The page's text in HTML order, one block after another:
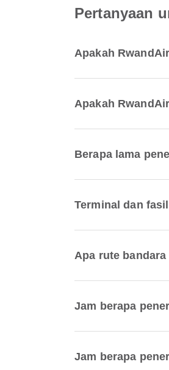
Pertanyaan
Apakah
Apakah
Berapa lama
Terminal dan
Apa rute
Jam berapa
Jam berapa